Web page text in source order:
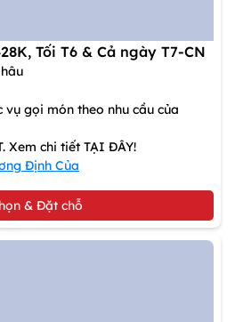
Tối T6 & Cả ngày T7-CN
gọi món theo nhu cầu của
Xem chi tiết TẠI ĐÂY!
Định Của
& Đặt chỗ